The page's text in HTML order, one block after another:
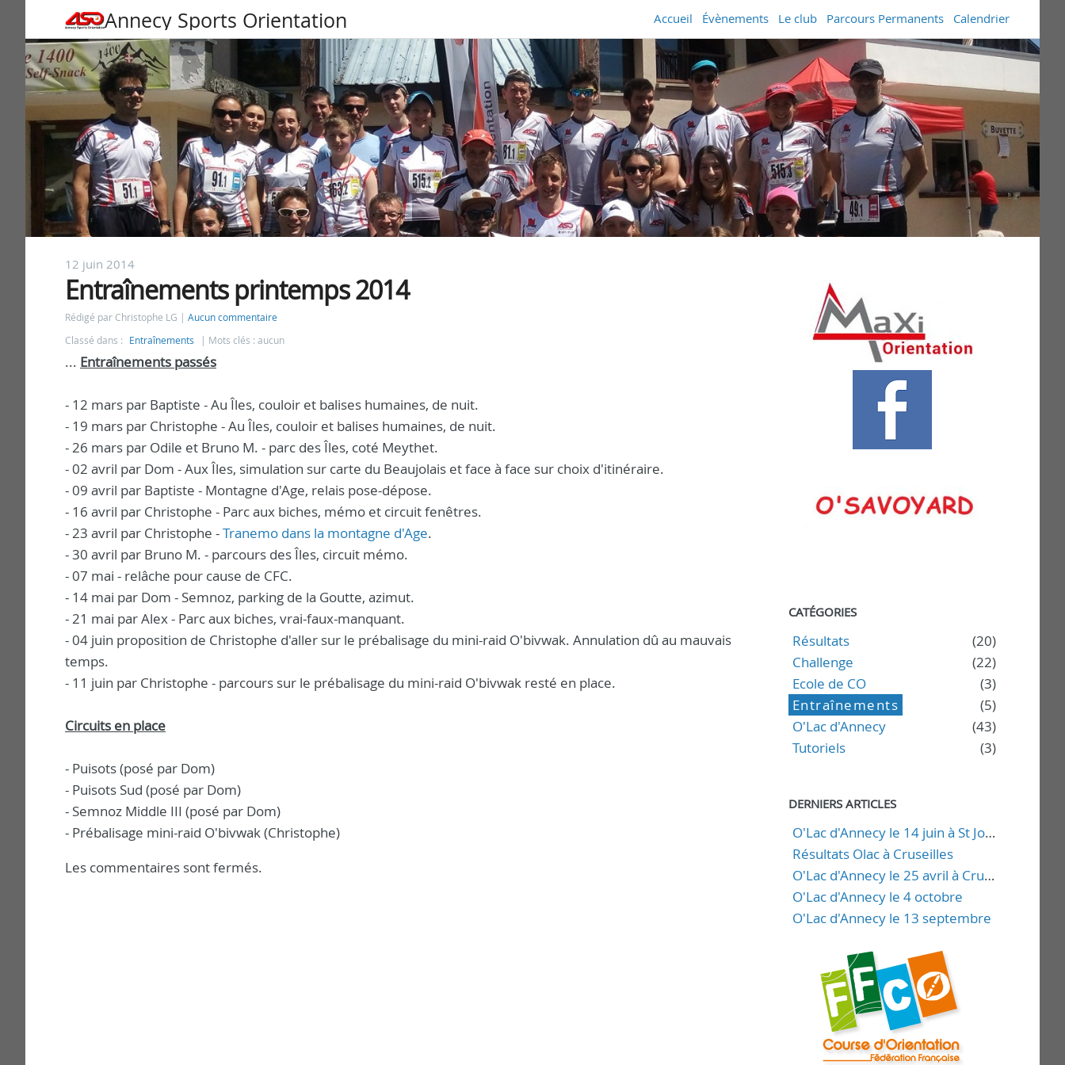
Annecy Sports Orientation Accueil Évènements Le club Parcours Permanents Calendrier
12 juin 2014
Entraînements printemps 2014
Rédigé par Christophe LG
Aucun commentaire
Classé dans :
Entraînements Mots clés : aucun
... Entraînements passés
- 12 mars par Baptiste - Au Îles, couloir et balises humaines, de nuit.
- 19 mars par Christophe - Au Îles, couloir et balises humaines, de nuit.
- 26 mars par Odile et Bruno M. - parc des Îles, coté Meythet.
- 02 avril par Dom - Aux Îles, simulation sur carte du Beaujolais et face à face sur choix d'itinéraire.
- 09 avril par Baptiste - Montagne d'Age, relais pose-dépose.
- 16 avril par Christophe - Parc aux biches, mémo et circuit fenêtres.
- 23 avril par Christophe -Tranemo dans la montagne d'Age.
- 30 avril par Bruno M. - parcours des Îles, circuit mémo.
- 07 mai - relâche pour cause de CFC.
- 14 mai par Dom - Semnoz, parking de la Goutte, azimut.
- 21 mai par Alex - Parc aux biches, vrai-faux-manquant.
- 04 juin proposition de Christophe d'aller sur le prébalisage du mini-raid O'bivwak. Annulation dû au mauvais
temps.
- 11 juin par Christophe - parcours sur le prébalisage du mini-raid O'bivwak resté en place.
Circuits en place
- Puisots (posé par Dom)
- Puisots Sud (posé par Dom)
- Semnoz Middle III (posé par Dom)
- Prébalisage mini-raid O'bivwak (Christophe)
Les commentaires sont fermés.
CATÉGORIES
Résultats
(20)
Challenge
(22)
Ecole de CO
(3)
Entraînements
(5)
O'Lac d'Annecy
(43)
Tutoriels
(3)
DERNIERS ARTICLES
O'Lac d'Annecy le 14 juin à St Jorioz
Résultats Olac à Cruseilles
O'Lac d'Annecy le 25 avril à Cruseilles
O'Lac d'Annecy le 4 octobre
O'Lac d'Annecy le 13 septembre